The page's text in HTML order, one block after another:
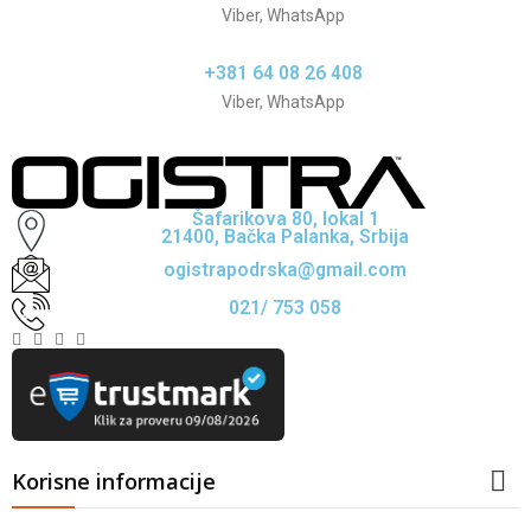
Viber, WhatsApp
+381 64 08 26 408
Viber, WhatsApp
Šafarikova 80, lokal 1
21400, Bačka Palanka, Srbija
ogistrapodrska@gmail.com
021/ 753 058
Korisne informacije 